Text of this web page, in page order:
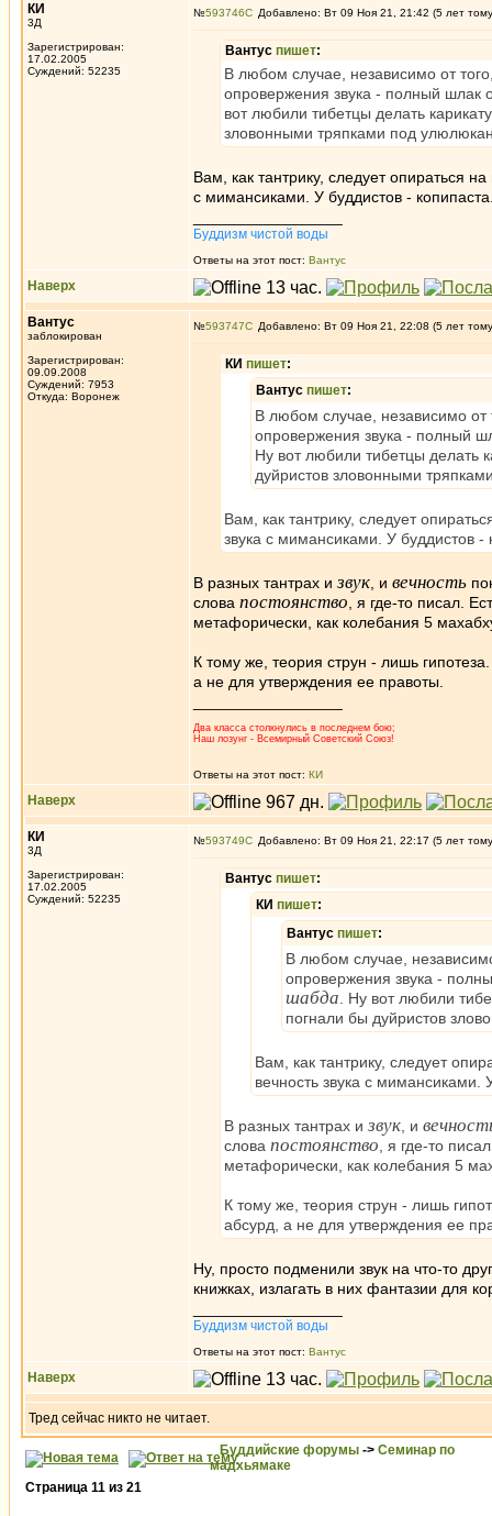
КИ
3Д
Зарегистрирован:
17.02.2005
Суждений: 52235
№593746 Добавлено: Вт 09 Ноя 21, 21:42 (5 лет
Вантус пишет:
В любом случае, независимо от
опровержения звука - полный шлак
вот любили тибетцы делать
зловонными тряпками под
Вам, как тантрику, следует опираться
с мимансиками. У буддистов -
Буддизм чистой воды
Ответы на этот пост: Вантус
Наверх
Вантус
заблокирован
Зарегистрирован:
09.09.2008
Суждений: 7953
Откуда: Воронеж
№593747 Добавлено: Вт 09 Ноя 21, 22:08 (5 лет
КИ пишет:
Вантус пишет:
В любом случае, независимо от
опровержения звука - полный
Ну вот любили тибетцы делать
дуйристов зловонными
Вам, как тантрику, следует
звука с мимансиками. У буддистов -
В разных тантрах извук , и вечность
слова постоянство , я где-то писал.
метафорически, как колебания 5
К тому же, теория струн - лишь
а не для утверждения ее правоты.
Два класса столкнулись в последнем бою;
Наш лозунг - Всемирный Советский Союз!
Ответы на этот пост: КИ
Наверх
КИ
3Д
Зарегистрирован:
17.02.2005
Суждений: 52235
№593749 Добавлено: Вт 09 Ноя 21, 22:17 (5 лет
Вантус пишет:
КИ пишет:
Вантус пишет:
В любом случае,
опровержения звука -
шабда . Ну вот любили
погнали бы дуйристов
Вам, как тантрику, следует
вечность звука с мимансиками.
В разных тантрах и звук , и
слова постоянство , я где-то
метафорически, как колебания 5
К тому же, теория струн - лишь
абсурд, а не для утверждения ее
Ну, просто подменили звук на что-то
книжках, излагать в них фантазии для
Буддизм чистой воды
Ответы на этот пост: Вантус
Наверх
Тред сейчас никто не читает.
Буддийские форумы -> Семинар по
мадхьямаке
Страница 11 из 21